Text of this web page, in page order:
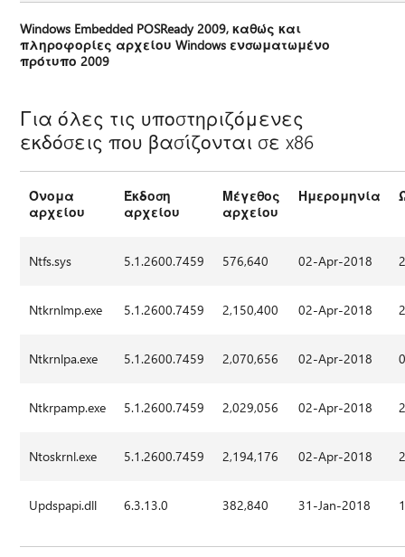
Windows Embedded POSReady 2009, καθώς και
πληροφορίες αρχείου Windows ενσωματωμένο
πρότυπο 2009
Για όλες τις υποστηριζόμενες
εκδόσεις που βασίζονται σε x86
Όνομα
αρχείου
Έκδοση
αρχείου
Μέγεθος
αρχείου
Ημερομηνία
Ntfs.sys 5.1.2600.7459 576,640 02-Apr-2018
Ntkrnlmp.exe 5.1.2600.7459 2,150,400 02-Apr-2018
Ntkrnlpa.exe 5.1.2600.7459 2,070,656 02-Apr-2018
Ntkrpamp.exe 5.1.2600.7459 2,029,056 02-Apr-2018
Ntoskrnl.exe 5.1.2600.7459 2,194,176 02-Apr-2018
Updspapi.dll 6.3.13.0 382,840 31-Jan-2018